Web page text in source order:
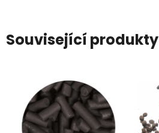
Související produkty